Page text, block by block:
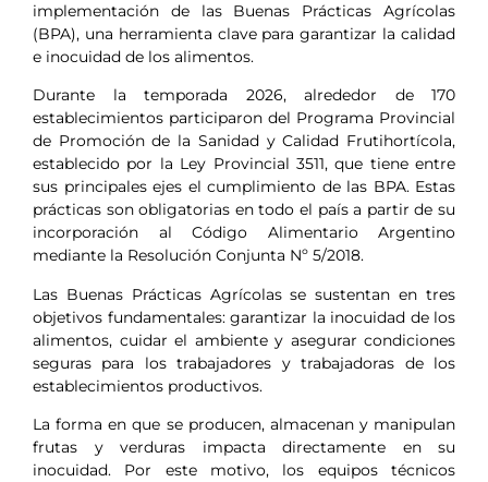
implementación de las Buenas Prácticas Agrícolas
(BPA), una herramienta clave para garantizar la calidad
e inocuidad de los alimentos.
Durante la temporada 2026, alrededor de 170
establecimientos participaron del Programa Provincial
de Promoción de la Sanidad y Calidad Frutihortícola,
establecido por la Ley Provincial 3511, que tiene entre
sus principales ejes el cumplimiento de las BPA. Estas
prácticas son obligatorias en todo el país a partir de su
incorporación al Código Alimentario Argentino
mediante la Resolución Conjunta Nº 5/2018.
Las Buenas Prácticas Agrícolas se sustentan en tres
objetivos fundamentales: garantizar la inocuidad de los
alimentos, cuidar el ambiente y asegurar condiciones
seguras para los trabajadores y trabajadoras de los
establecimientos productivos.
La forma en que se producen, almacenan y manipulan
frutas y verduras impacta directamente en su
inocuidad. Por este motivo, los equipos técnicos